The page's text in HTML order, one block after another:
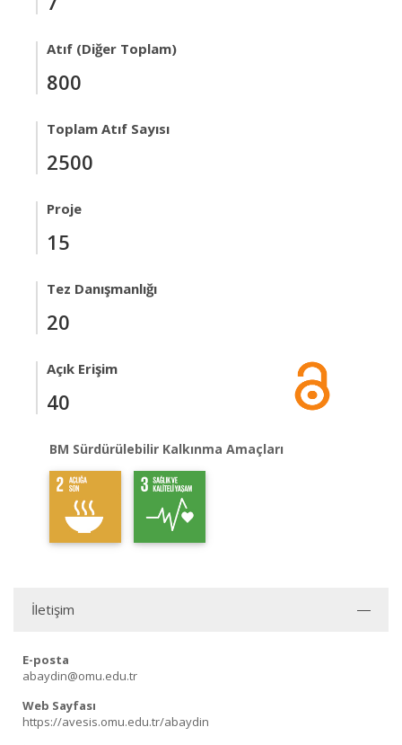
Atıf (Diğer Toplam)
800
Toplam Atıf Sayısı
2500
Proje
15
Tez Danışmanlığı
20
Açık Erişim
40
BM Sürdürülebilir Kalkınma Amaçları
İletişim
E-posta
abaydin@omu.edu.tr
Web Sayfası
https://avesis.omu.edu.tr/abaydin